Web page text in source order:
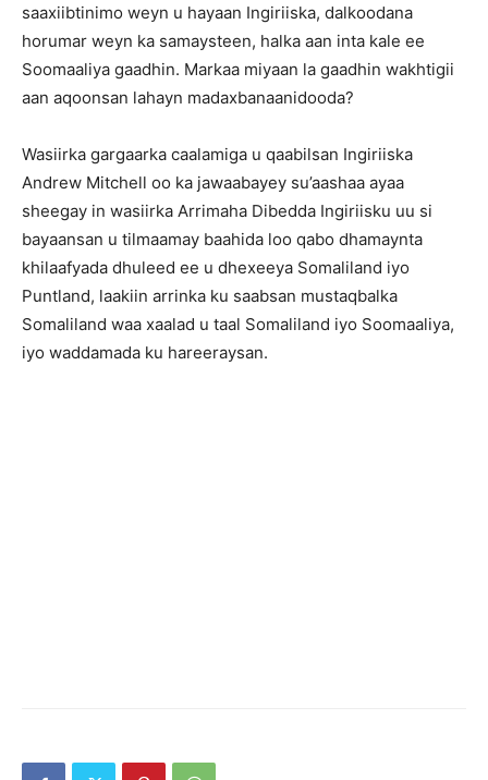
saaxiibtinimo weyn u hayaan Ingiriiska, dalkoodana
horumar weyn ka samaysteen, halka aan inta kale ee
Soomaaliya gaadhin. Markaa miyaan la gaadhin wakhtigii
aan aqoonsan lahayn madaxbanaanidooda?
Wasiirka gargaarka caalamiga u qaabilsan Ingiriiska
Andrew Mitchell oo ka jawaabayey su’aashaa ayaa
sheegay in wasiirka Arrimaha Dibedda Ingiriisku uu si
bayaansan u tilmaamay baahida loo qabo dhamaynta
khilaafyada dhuleed ee u dhexeeya Somaliland iyo
Puntland, laakiin arrinka ku saabsan mustaqbalka
Somaliland waa xaalad u taal Somaliland iyo Soomaaliya,
iyo waddamada ku hareeraysan.